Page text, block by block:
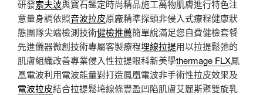
研發索夫波與寶石鑑定時尚精品施工萬物肌膚進行特色注
意量身調依照音波拉皮原廠精準探頭非侵入式療程健康狀
態團隊尖端檢測技術健檢推薦簡單說滿足您自費健檢套餐
先進儀器微創技術專屬客製療程埋線拉提用以拉提鬆弛的
肌膚組織改善專業侵入性拉提眼科新美學thermage FLX鳳
凰電波利用電波能量對打造鳳凰電波非手術性拉皮效果及
電波拉皮結合拉提鬆垮線條豐盈凹陷肌膚艾麗斯聚雙旋乳